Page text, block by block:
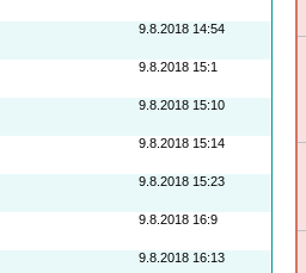
9.8.2018 14:54
9.8.2018 15:1
9.8.2018 15:10
9.8.2018 15:14
9.8.2018 15:23
9.8.2018 16:9
9.8.2018 16:13